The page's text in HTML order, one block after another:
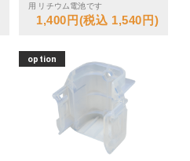
用 リチウム電池です
1,400円(税込 1,540円)
option